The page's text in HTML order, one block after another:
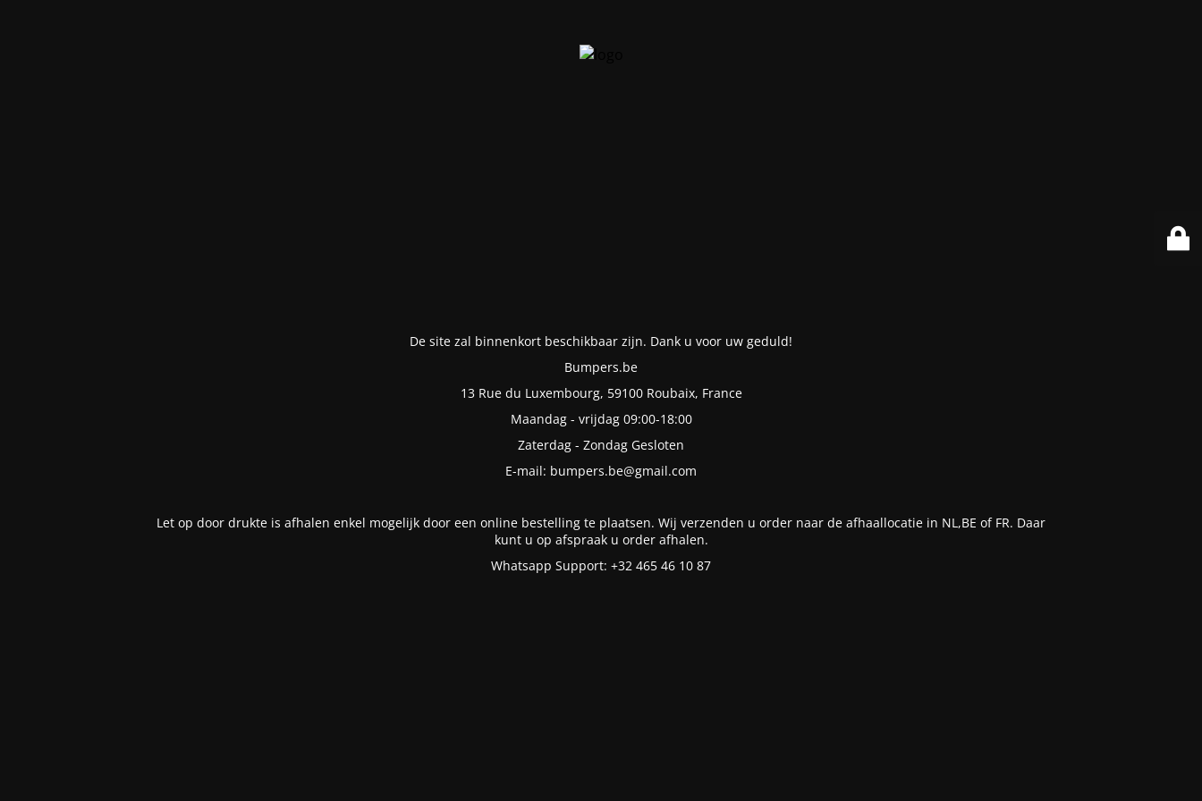
De site zal binnenkort beschikbaar zijn. Dank u voor uw geduld!
Bumpers.be
13 Rue du Luxembourg, 59100 Roubaix, France
Maandag - vrijdag 09:00-18:00
Zaterdag - Zondag Gesloten
E-mail: bumpers.be@gmail.com
Let op door drukte is afhalen enkel mogelijk door een online bestelling te plaatsen. Wij verzenden u order naar de afhaallocatie in NL,BE of FR. Daar
kunt u op afspraak u order afhalen.
Whatsapp Support: +32 465 46 10 87